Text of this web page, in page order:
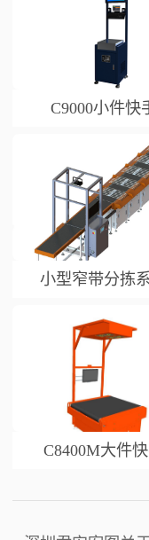
C9000小件快
小型窄带分拣
C8400M大件